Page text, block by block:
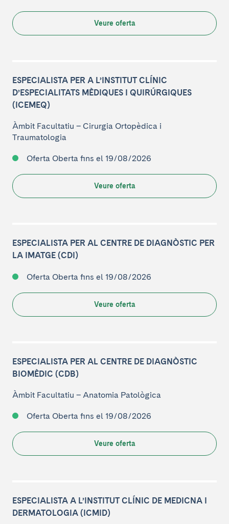
Veure oferta
ESPECIALISTA PER A L’INSTITUT CLÍNIC
D’ESPECIALITATS MÈDIQUES I QUIRÚRGIQUES
(ICEMEQ)
Àmbit Facultatiu – Cirurgia Ortopèdica i
Traumatologia
Oferta Oberta fins el 19/08/2026
Veure oferta
ESPECIALISTA PER AL CENTRE DE DIAGNÒSTIC PER
LA IMATGE (CDI)
Oferta Oberta fins el 19/08/2026
Veure oferta
ESPECIALISTA PER AL CENTRE DE DIAGNÒSTIC
BIOMÈDIC (CDB)
Àmbit Facultatiu – Anatomia Patològica
Oferta Oberta fins el 19/08/2026
Veure oferta
ESPECIALISTA A L’INSTITUT CLÍNIC DE MEDICNA I
DERMATOLOGIA (ICMID)